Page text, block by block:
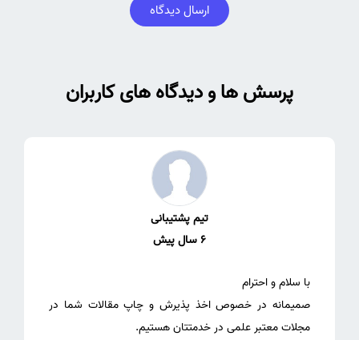
ارسال دیدگاه
پرسش ها و دیدگاه های کاربران
تیم پشتیبانی
6 سال پیش
صمیمانه در خصوص اخذ پذیرش و چاپ مقالات شما در